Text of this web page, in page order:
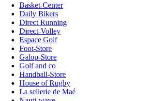
Basket-Center
Daily Bikers
Direct Running
Direct-Volley
Espace Golf
Foot-Store
Galop-Store
Golf and co
Handball-Store
House of Rugby
La sellerie de Maé